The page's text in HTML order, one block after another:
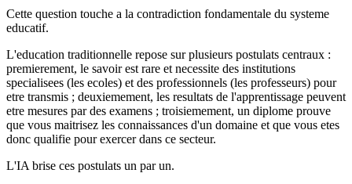
Cette question touche a la contradiction fondamentale du systeme
educatif.
L'education traditionnelle repose sur plusieurs postulats centraux :
premierement, le savoir est rare et necessite des institutions
specialisees (les ecoles) et des professionnels (les professeurs) pour
etre transmis ; deuxiemement, les resultats de l'apprentissage peuvent
etre mesures par des examens ; troisiemement, un diplome prouve
que vous maitrisez les connaissances d'un domaine et que vous etes
donc qualifie pour exercer dans ce secteur.
L'IA brise ces postulats un par un.